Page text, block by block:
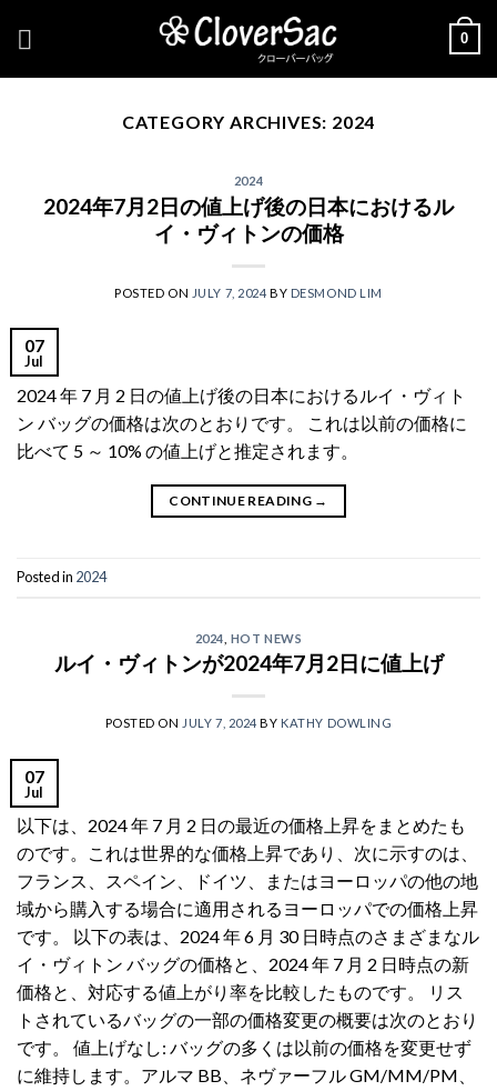
0
CATEGORY ARCHIVES: 2024
2024
2024年7月2日の値上げ後の日本におけるル
イ・ヴィトンの価格
POSTED ON JULY 7, 2024 BY DESMOND LIM
07
Jul
2024 年 7 月 2 日の値上げ後の日本におけるルイ・ヴィト
ン バッグの価格は次のとおりです。 これは以前の価格に
比べて 5 ～ 10% の値上げと推定されます。
CONTINUE READING →
Posted in 2024
2024 HOT NEWS
ルイ・ヴィトンが2024年7月2日に値上げ
POSTED ON JULY 7, 2024 BY KATHY DOWLING
07
Jul
以下は、2024 年 7 月 2 日の最近の価格上昇をまとめたも
のです。これは世界的な価格上昇であり、次に示すのは、
フランス、スペイン、ドイツ、またはヨーロッパの他の地
域から購入する場合に適用されるヨーロッパでの価格上昇
です。 以下の表は、2024 年 6 月 30 日時点のさまざまなル
イ・ヴィトン バッグの価格と、2024 年 7 月 2 日時点の新
価格と、対応する値上がり率を比較したものです。 リス
トされているバッグの一部の価格変更の概要は次のとおり
です。 値上げなし: バッグの多くは以前の価格を変更せず
に維持します。アルマ BB、ネヴァーフル GM/MM/PM、